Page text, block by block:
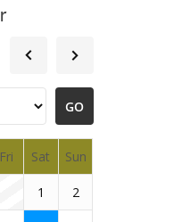
Fri Sat Sun
1 2